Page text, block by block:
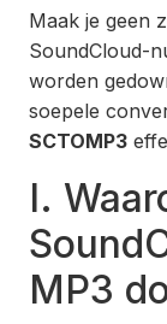
Maak je geen
SoundCloud-
worden
soepele
SCTOMP3
I.
MP3